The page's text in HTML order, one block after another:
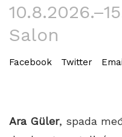
Salon
Facebook Twitter
Ara Güler, spada